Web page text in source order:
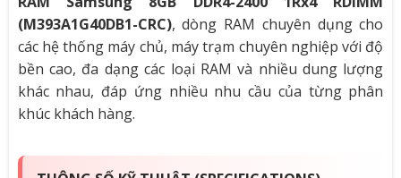
(M393A1G40DB1-CRC), dòng RAM chuyên dụng cho
các hệ thống máy chủ, máy trạm chuyên nghiệp với độ
bền cao, đa dạng các loại RAM và nhiều dung lượng
khác nhau, đáp ứng nhiều nhu cầu của từng phân
khúc khách hàng.